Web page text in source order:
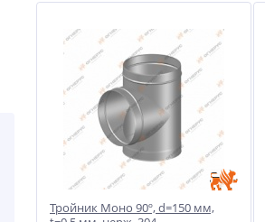
Тройник Моно 90º, d=150 мм,